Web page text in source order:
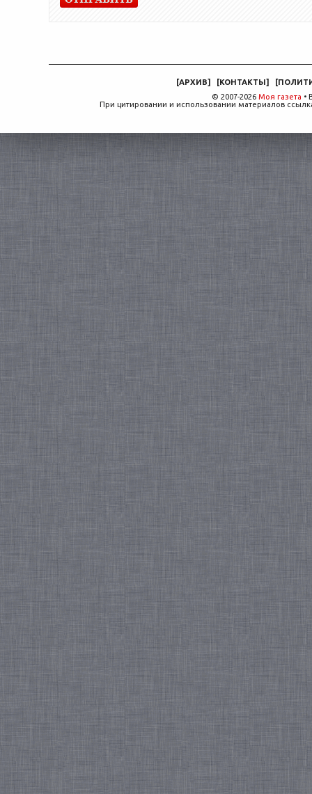
[АРХИВ] [КОНТАКТЫ] [
© 2007-2026 Моя газета •
При цитировании и использовании материалов